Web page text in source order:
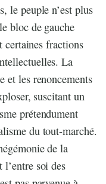
le peuple n’est plus
bloc de gauche
certaines fractions
La
et les renoncements
suscitant un
prétendument
du tout-marché.
de la
l’entre soi des